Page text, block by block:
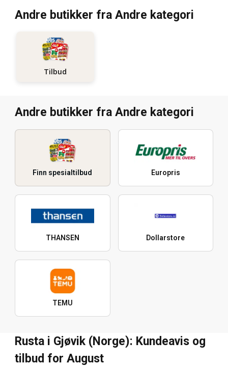
Andre butikker fra Andre kategori
Tilbud
Andre butikker fra Andre kategori
Finn spesialtilbud Europris
THANSEN Dollarstore
TEMU
Rusta i Gjøvik (Norge): Kundeavis og
tilbud for August